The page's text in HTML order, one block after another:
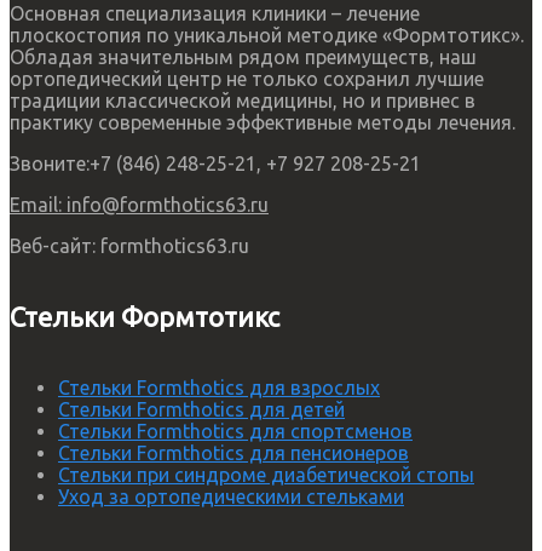
Основная специализация клиники – лечение
плоскостопия по уникальной методике «Формтотикс».
Обладая значительным рядом преимуществ, наш
ортопедический центр не только сохранил лучшие
традиции классической медицины, но и привнес в
практику современные эффективные методы лечения.
Звоните:+7 (846) 248-25-21, +7 927 208-25-21
Email: info@formthotics63.ru
Веб-сайт: formthotics63.ru
Стельки Формтотикс
Стельки Formthotics для взрослых
Стельки Formthotics для детей
Стельки Formthotics для спортсменов
Стельки Formthotics для пенсионеров
Стельки при синдроме диабетической стопы
Уход за ортопедическими стельками